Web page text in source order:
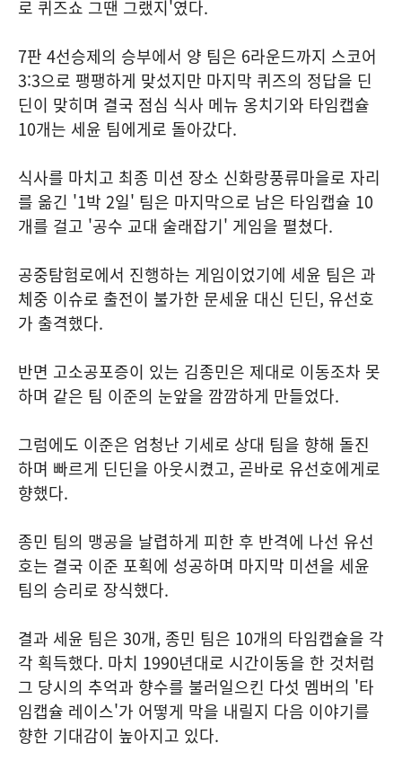
로 퀴즈쇼 그땐 그랬지'였다.
7판 4선승제의 승부에서 양 팀은 6라운드까지 스코어
3:3으로 팽팽하게 맞섰지만 마지막 퀴즈의 정답을 딘
딘이 맞히며 결국 점심 식사 메뉴 옹치기와 타임캡슐
10개는 세윤 팀에게로 돌아갔다.
식사를 마치고 최종 미션 장소 신화랑풍류마을로 자리
를 옮긴 '1박 2일' 팀은 마지막으로 남은 타임캡슐 10
개를 걸고 '공수 교대 술래잡기' 게임을 펼쳤다.
공중탐험로에서 진행하는 게임이었기에 세윤 팀은 과
체중 이슈로 출전이 불가한 문세윤 대신 딘딘, 유선호
가 출격했다.
반면 고소공포증이 있는 김종민은 제대로 이동조차 못
하며 같은 팀 이준의 눈앞을 깜깜하게 만들었다.
그럼에도 이준은 엄청난 기세로 상대 팀을 향해 돌진
하며 빠르게 딘딘을 아웃시켰고, 곧바로 유선호에게로
향했다.
종민 팀의 맹공을 날렵하게 피한 후 반격에 나선 유선
호는 결국 이준 포획에 성공하며 마지막 미션을 세윤
팀의 승리로 장식했다.
결과 세윤 팀은 30개, 종민 팀은 10개의 타임캡슐을 각
각 획득했다. 마치 1990년대로 시간이동을 한 것처럼
그 당시의 추억과 향수를 불러일으킨 다섯 멤버의 '타
임캡슐 레이스'가 어떻게 막을 내릴지 다음 이야기를
향한 기대감이 높아지고 있다.